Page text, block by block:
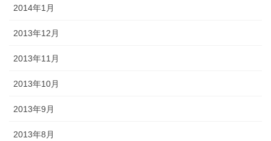
2014年1月
2013年12月
2013年11月
2013年10月
2013年9月
2013年8月